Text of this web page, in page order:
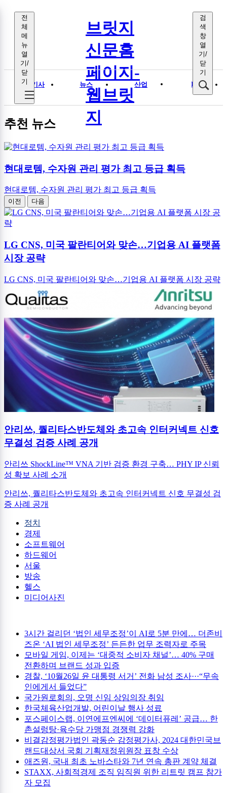
브릿지
신문홈
페이지-
웹브릿
지
전체기사 뉴스 산업 I T
전
체
메
뉴
열
기/
닫
기
검
색
창
열
기/
닫
기
추천 뉴스
현대로템, 수자원 관리 평가 최고 등급 획득
현대로템, 수자원 관리 평가 최고 등급 획득
이전 다음
LG CNS, 미국 팔란티어와 맞손…기업용 AI 플랫폼
시장 공략
LG CNS, 미국 팔란티어와 맞손…기업용 AI 플랫폼 시장 공략
안리쓰, 퀄리타스반도체와 초고속 인터커넥트 신호
무결성 검증 사례 공개
안리쓰 ShockLine™ VNA 기반 검증 환경 구축… PHY IP 신뢰
성 확보 사례 소개
안리쓰, 퀄리타스반도체와 초고속 인터커넥트 신호 무결성 검
증 사례 공개
정치
경제
소프트웨어
하드웨어
서울
방송
헬스
미디어사진
3시간 걸리던 ‘법인 세무조정’이 AI로 5분 만에… 더존비
즈온 ‘AI 법인 세무조정’ 든든한 업무 조력자로 주목
모바일 게임, 이제는 ‘대중적 소비자 채널’… 40% 구매
전환하며 브랜드 성과 입증
경찰, ‘10월26일 윤 대통령 서거’ 전화 남성 조사···“무속
인에게서 들었다”
국가원로회의, 오명 신임 상임의장 취임
한국체육산업개발, 어린이날 행사 성료
포스페이스랩, 이연에프엔씨에 ‘데이터퓨레’ 공급… 한
촌설렁탕·육수당 가맹점 경쟁력 강화
비결감정평가법인 곽동순 감정평가사, 2024 대한민국브
랜드대상서 국회 기획재정위원장 표창 수상
애즈원, 국내 최초 노바스타와 7년 연속 총판 계약 체결
STAXX, 사회적경제 조직 임직원 위한 리트릿 캠프 참가
자 모집